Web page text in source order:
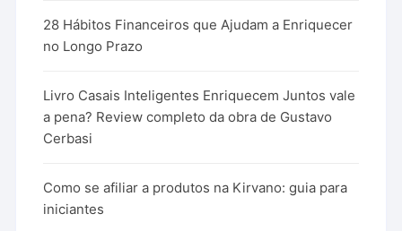
28 Hábitos Financeiros que Ajudam a Enriquecer
no Longo Prazo
Livro Casais Inteligentes Enriquecem Juntos vale
a pena? Review completo da obra de Gustavo
Cerbasi
Como se afiliar a produtos na Kirvano: guia para
iniciantes